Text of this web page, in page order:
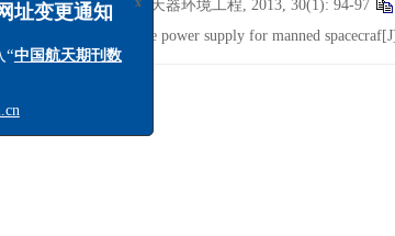
电安全性设计[J]. 航天器环境工程, 2013, 30(1): 94-97
design ofhigh voltage power supply for manned
“